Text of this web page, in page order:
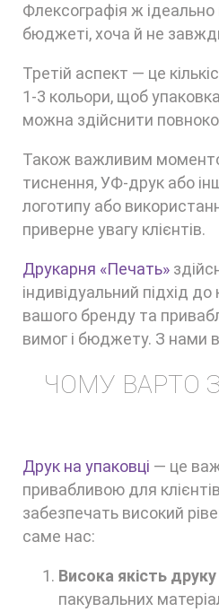
Флексографія ж
бюджеті, хоча й не
Третій аспект — це
1-3 кольори, щоб
можна здійснити
Також важливим
тиснення, УФ-друк або
логотипу або
приверне увагу клієнтів.
Друкарня «Печать»
індивідуальний підхід
вашого бренду та
вимог і бюджету. З нами
ЧОМУ ВАРТО
Друк на упаковці — це
привабливою для
забезпечать високий
саме нас:
Висока якість друку
пакувальних